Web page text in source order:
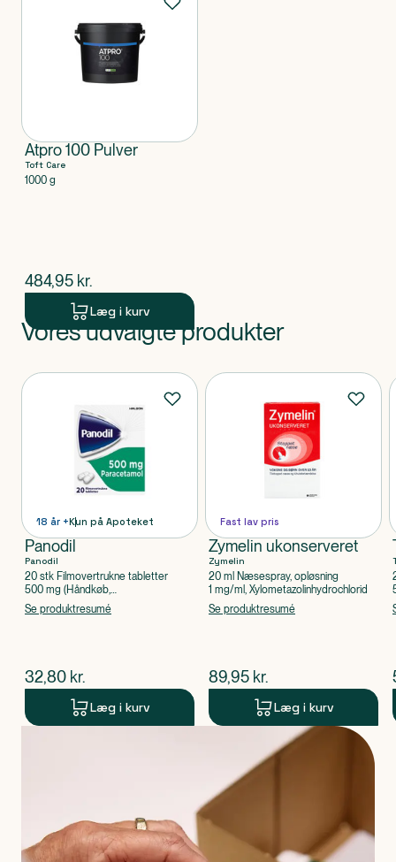
Atpro 100 Pulver
Toft Care
1000 g
$nuværende pris
484,95 kr.
Læg i kurv
Produkt 1 af 0
Vores udvalgte produkter
Produkter
18 år +Kun på Apoteket
Panodil
Panodil
20 stk Filmovertrukne tabletter
500 mg (Håndkøb,
apoteksforbeholdt), Paracetamol
Se produktresumé
$nuværende pris
32,80 kr.
Læg i kurv
Fast lav pris
Zymelin ukonserveret
Zymelin
20 ml Næsespray, opløsning
1 mg/ml, Xylometazolinhydrochlorid
Se produktresumé
$nuværende pris
89,95 kr.
Læg i kurv